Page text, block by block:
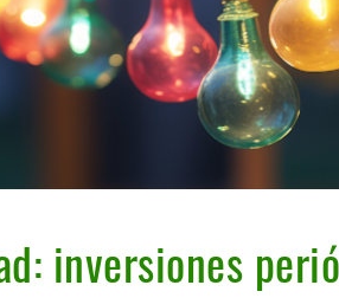
inversiones